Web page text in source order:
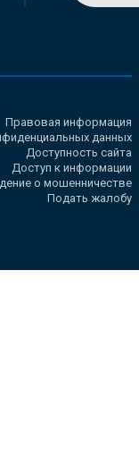
Правовая информация
данных
Доступность сайта
Доступ к информации
о мошенничестве
Подать жалобу